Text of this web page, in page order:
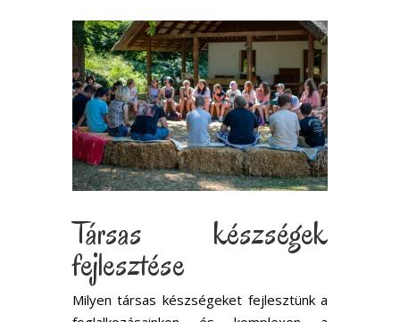
Társas készségek
fejlesztése
Milyen társas készségeket fejlesztünk a